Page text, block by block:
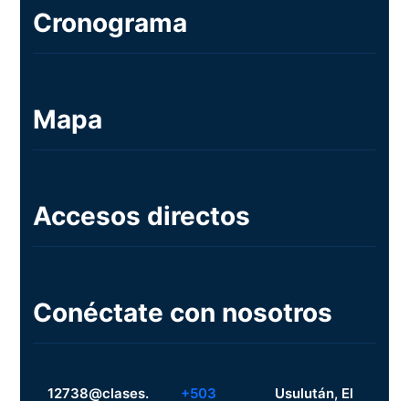
Cronograma
Mapa
Accesos directos
Conéctate con nosotros
12738@clases.
+503
Usulután, El